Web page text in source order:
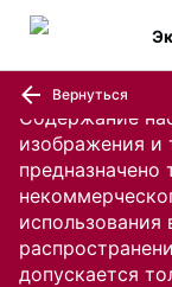
Содержание
изображения
предназначено
использования
допускается
Вернуться